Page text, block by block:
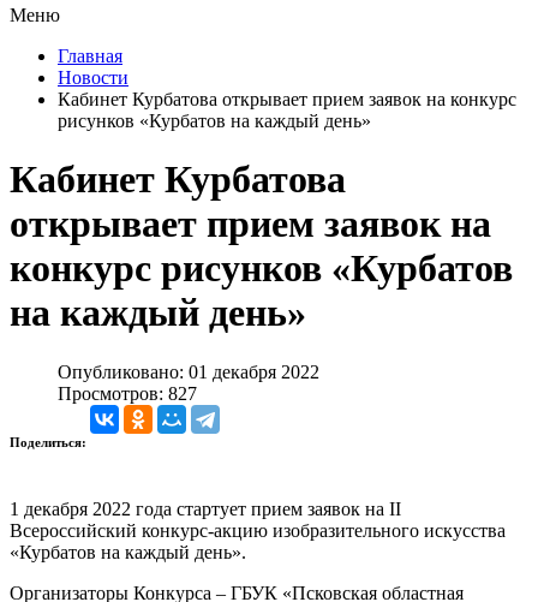
Меню
Главная
Новости
Кабинет Курбатова открывает прием заявок на конкурс
рисунков «Курбатов на каждый день»
Кабинет Курбатова
открывает прием заявок на
конкурс рисунков «Курбатов
на каждый день»
Опубликовано: 01 декабря 2022
Просмотров: 827
Поделиться:
1 декабря 2022 года стартует прием заявок на II
Всероссийский конкурс-акцию изобразительного искусства
«Курбатов на каждый день».
Организаторы Конкурса – ГБУК «Псковская областная